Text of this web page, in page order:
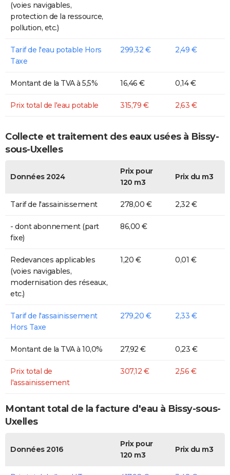
(voies navigables,
protection de la ressource,
pollution, etc.)
Tarif de l'eau potable Hors
Taxe
299,32 € 2,49 €
Montant de la TVA à 5,5% 16,46 € 0,14 €
Prix total de l'eau potable 315,79 € 2,63 €
Collecte et traitement des eaux usées à Bissy-
sous-Uxelles
Données 2024
Prix pour
120 m3
Prix du m3
Tarif de l'assainissement 278,00 € 2,32 €
- dont abonnement (part
fixe)
86,00 €
Redevances applicables
(voies navigables,
modernisation des réseaux,
etc.)
1,20 € 0,01 €
Tarif de l'assainissement
Hors Taxe
279,20 € 2,33 €
Montant de la TVA à 10,0% 27,92 € 0,23 €
Prix total de
l'assainissement
307,12 € 2,56 €
Montant total de la facture d'eau à Bissy-sous-
Uxelles
Données 2016
Prix pour
120 m3
Prix du m3